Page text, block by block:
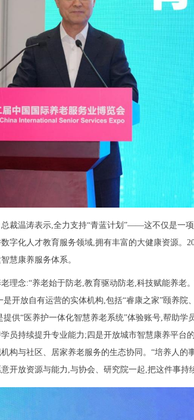
总裁温涛表示,全力支持“青蓝计划”——这不仅是一
字化人才教育服务领域,拥有丰富的大健康资源。
慧康养服务体系。
理念:“养老始于防老,教育驱动防老,科技赋能养老
开放自有运营的实体机构,包括“睿康之家”颐养院
供“医养护一体化智慧养老系统”体验账号,帮助
员持续提升专业能力;四是开放城市智慧康养平台
构与社区、居家养老服务的生态协同。“培养人的
开放资源与能力,与协会、研究院一起,把这件事持